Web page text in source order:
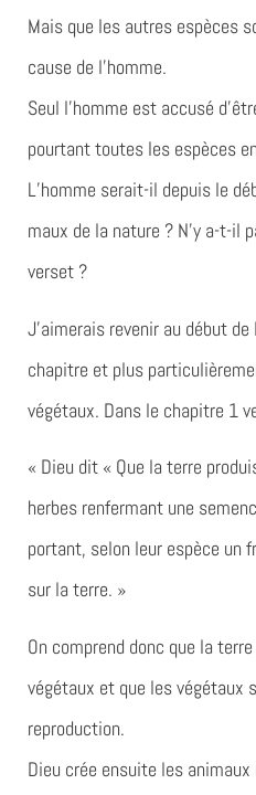
Mais que les autres espèces
cause de l’homme.
Seul l’homme est accusé
pourtant toutes les espèces
L’homme serait-il depuis le
maux de la nature ? N’y a-t-il
verset ?
J’aimerais revenir au début
chapitre et plus
végétaux. Dans le chapitre 1
« Dieu dit « Que la terre
herbes renfermant une
portant, selon leur espèce un
sur la terre. »
On comprend donc que la
végétaux et que les végétaux
reproduction.
Dieu crée ensuite les